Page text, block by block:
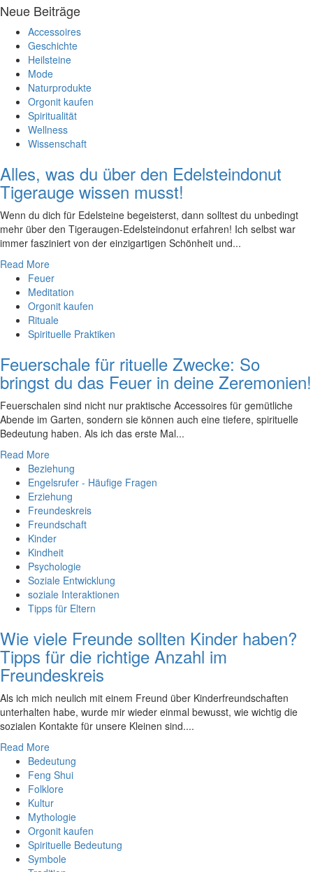
Neue Beiträge
Accessoires
Geschichte
Heilsteine
Mode
Naturprodukte
Orgonit kaufen
Spiritualität
Wellness
Wissenschaft
Alles, was du über den Edelsteindonut
Tigerauge wissen musst!
Wenn‌ du dich für Edelsteine begeisterst, dann solltest du unbedingt
mehr⁢ über den Tigeraugen-Edelsteindonut erfahren! Ich selbst war
immer fasziniert ‍von der einzigartigen Schönheit und...
Read More
Feuer
Meditation
Orgonit kaufen
Rituale
Spirituelle Praktiken
Feuerschale für rituelle Zwecke: So
bringst du das Feuer in deine Zeremonien!
Feuerschalen sind nicht nur praktische Accessoires für gemütliche
Abende im Garten, sondern sie können auch eine tiefere, spirituelle
Bedeutung haben. Als ich das erste Mal...
Read More
Beziehung
Engelsrufer - Häufige Fragen
Erziehung
Freundeskreis
Freundschaft
Kinder
Kindheit
Psychologie
Soziale Entwicklung
soziale Interaktionen
Tipps für Eltern
Wie viele Freunde sollten Kinder haben?
Tipps für die richtige Anzahl im
Freundeskreis
Als‍ ich mich neulich⁣ mit einem Freund⁣ über Kinderfreundschaften ​
unterhalten ​habe,⁤ wurde ⁤mir wieder ‍einmal bewusst, ⁢wie wichtig die
sozialen Kontakte für​ unsere Kleinen sind.‍...
Read More
Bedeutung
Feng Shui
Folklore
Kultur
Mythologie
Orgonit kaufen
Spirituelle Bedeutung
Symbole